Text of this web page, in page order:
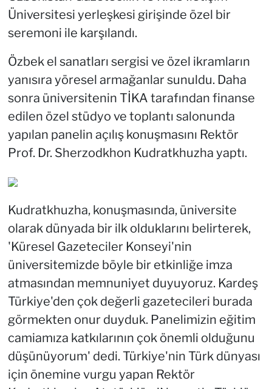
Üniversitesi yerleşkesi girişinde özel bir
seremoni ile karşılandı.
Özbek el sanatları sergisi ve özel ikramların
yanısıra yöresel armağanlar sunuldu. Daha
sonra üniversitenin TİKA tarafından finanse
edilen özel stüdyo ve toplantı salonunda
yapılan panelin açılış konuşmasını Rektör
Prof. Dr. Sherzodkhon Kudratkhuzha yaptı.
Kudratkhuzha, konuşmasında, üniversite
olarak dünyada bir ilk olduklarını belirterek,
'Küresel Gazeteciler Konseyi'nin
üniversitemizde böyle bir etkinliğe imza
atmasından memnuniyet duyuyoruz. Kardeş
Türkiye'den çok değerli gazetecileri burada
görmekten onur duyduk. Panelimizin eğitim
camiamıza katkılarının çok önemli olduğunu
düşünüyorum' dedi. Türkiye'nin Türk dünyası
için önemine vurgu yapan Rektör